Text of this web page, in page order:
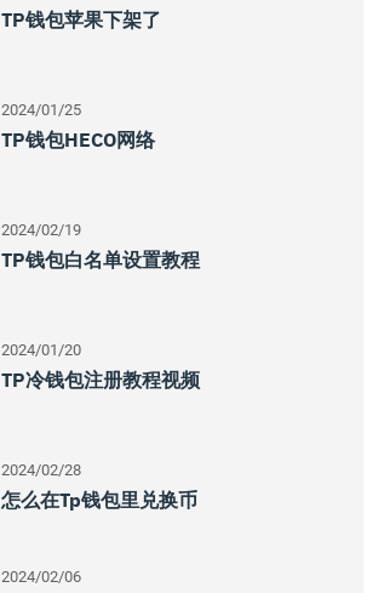
TP钱包苹果下架了
2024/01/25
TP钱包HECO网络
2024/02/19
TP钱包白名单设置教程
2024/01/20
TP冷钱包注册教程视频
2024/02/28
怎么在tp钱包里兑换币
2024/02/06